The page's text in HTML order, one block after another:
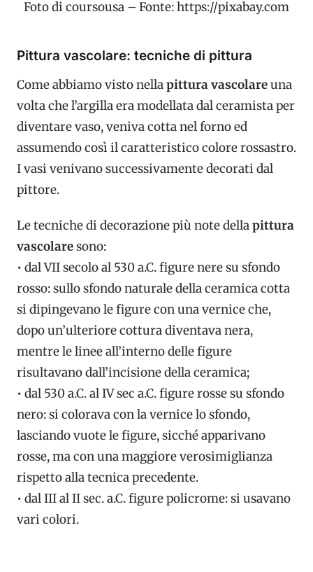
Foto di coursousa – Fonte: https://pixabay.com
Pittura vascolare: tecniche di pittura
Come abbiamo visto nellapittura vascolareuna
volta che l’argilla era modellata dal ceramista per
diventare vaso, veniva cotta nel forno ed
assumendo così il caratteristico colore rossastro.
I vasi venivano successivamente decorati dal
pittore.
Le tecniche di decorazione più note dellapittura
vascolaresono:
• dal VII secolo al 530 a.C. figure nere su sfondo
rosso: sullo sfondo naturale della ceramica cotta
si dipingevano le figure con una vernice che,
dopo un’ulteriore cottura diventava nera,
mentre le linee all’interno delle figure
risultavano dall’incisione della ceramica;
• dal 530 a.C. al IV sec a.C. figure rosse su sfondo
nero: si colorava con la vernice lo sfondo,
lasciando vuote le figure, sicché apparivano
rosse, ma con una maggiore verosimiglianza
rispetto alla tecnica precedente.
• dal III al II sec. a.C. figure policrome: si usavano
vari colori.